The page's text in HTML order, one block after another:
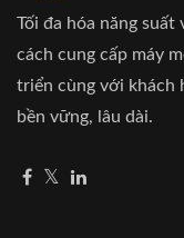
Tối đa hóa năng suất
cách cung cấp máy
triển cùng với khách
bền vững, lâu dài.